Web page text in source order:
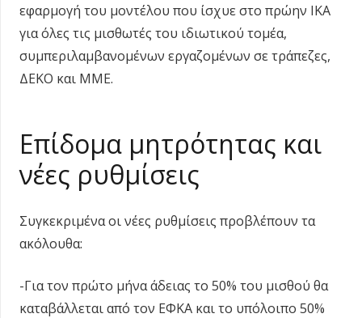
εφαρμογή του μοντέλου που ίσχυε στο πρώην ΙΚΑ
για όλες τις μισθωτές του ιδιωτικού τομέα,
συμπεριλαμβανομένων εργαζομένων σε τράπεζες,
ΔΕΚΟ και ΜΜΕ.
Επίδομα μητρότητας και
νέες ρυθμίσεις
Συγκεκριμένα οι νέες ρυθμίσεις προβλέπουν τα
ακόλουθα:
-Για τον πρώτο μήνα άδειας το 50% του μισθού θα
καταβάλλεται από τον ΕΦΚΑ και το υπόλοιπο 50%